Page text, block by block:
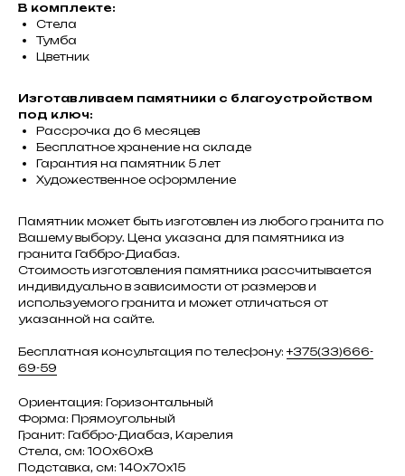
В комплекте:
Стела
Тумба
Цветник
Изготавливаем памятники с благоустройством
под ключ:
Рассрочка до 6 месяцев
Бесплатное хранение на складе
Гарантия на памятник 5 лет
Художественное оформление
Памятник может быть изготовлен из любого гранита по
Вашему выбору. Цена указана для памятника из
гранита Габбро-Диабаз.
Стоимость изготовления памятника рассчитывается
индивидуально в зависимости от размеров и
используемого гранита и может отличаться от
указанной на сайте.
Бесплатная консультация по телефону: +375(33)666-
69-59
Ориентация: Горизонтальный
Форма: Прямоугольный
Гранит: Габбро-Диабаз, Карелия
Стела, см: 100х60х8
Подставка, см: 140х70х15